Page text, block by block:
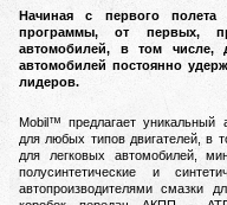
Начиная с первого полета
программы, от первых,
автомобилей, в том
автомобилей постоянно
лидеров.
Mobil™ предлагает уникальный
для любых типов двигателей, в
для легковых автомобилей,
полусинтетические и
автопроизводителями смазки